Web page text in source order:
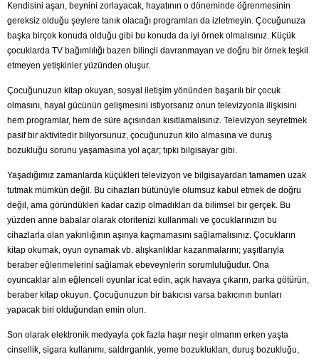
Kendisini aşan, beynini zorlayacak, hayatının o döneminde öğrenmesinin
gereksiz olduğu şeylere tanık olacağı programları da izletmeyin. Çocuğunuza
başka birçok konuda olduğu gibi bu konuda da iyi örnek olmalısınız. Küçük
çocuklarda TV bağımlılığı bazen bilinçli davranmayan ve doğru bir örnek teşkil
etmeyen yetişkinler yüzünden oluşur.
Çocuğunuzun kitap okuyan, sosyal iletişim yönünden başarılı bir çocuk
olmasını, hayal gücünün gelişmesini istiyorsanız onun televizyonla ilişkisini
hem programlar, hem de süre açısından kısıtlamalısınız. Televizyon seyretmek
pasif bir aktivitedir biliyorsunuz, çocuğunuzun kilo almasına ve duruş
bozukluğu sorunu yaşamasına yol açar; tıpkı bilgisayar gibi.
Yaşadığımız zamanlarda küçükleri televizyon ve bilgisayardan tamamen uzak
tutmak mümkün değil. Bu cihazları bütünüyle olumsuz kabul etmek de doğru
değil, ama göründükleri kadar cazip olmadıkları da bilimsel bir gerçek. Bu
yüzden anne babalar olarak otoritenizi kullanmalı ve çocuklarınızın bu
cihazlarla olan yakınlığının aşırıya kaçmamasını sağlamalısınız. Çocukların
kitap okumak, oyun oynamak vb. alışkanlıklar kazanmalarını; yaşıtlarıyla
beraber eğlenmelerini sağlamak ebeveynlerin sorumluluğudur. Ona
oyuncaklar alın eğlenceli oyunlar icat edin, açık havaya çıkarın, parka götürün,
beraber kitap okuyun. Çocuğunuzun bir bakıcısı varsa bakıcının bunları
yapacak biri olduğundan emin olun.
Son olarak elektronik medyayla çok fazla haşır neşir olmanın erken yaşta
cinsellik, sigara kullanımı, saldırganlık, yeme bozuklukları, duruş bozukluğu,